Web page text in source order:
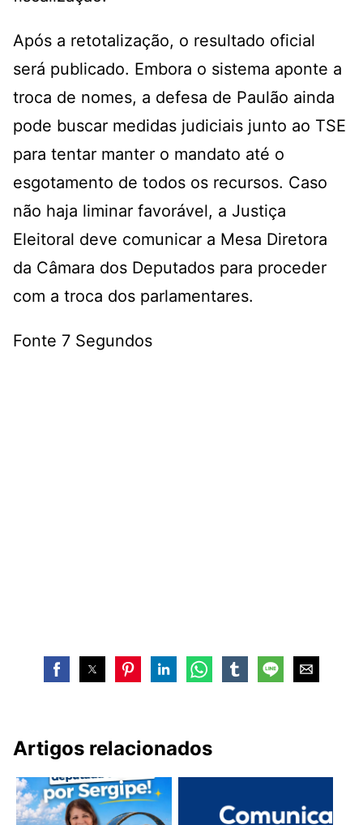
Após a retotalização, o resultado oficial
será publicado. Embora o sistema aponte a
troca de nomes, a defesa de Paulão ainda
pode buscar medidas judiciais junto ao TSE
para tentar manter o mandato até o
esgotamento de todos os recursos. Caso
não haja liminar favorável, a Justiça
Eleitoral deve comunicar a Mesa Diretora
da Câmara dos Deputados para proceder
com a troca dos parlamentares.
Fonte 7 Segundos
Artigos relacionados